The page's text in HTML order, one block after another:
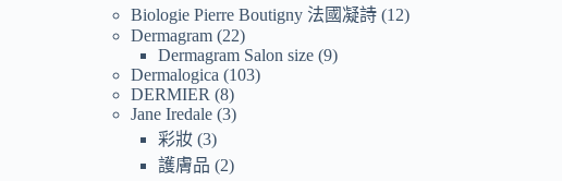
Biologie Pierre Boutigny 法國凝詩 12
Dermagram 22
Dermagram Salon size 9
Dermalogica
103
DERMIER
8
Jane Iredale 3
彩妝 3
護膚品
2